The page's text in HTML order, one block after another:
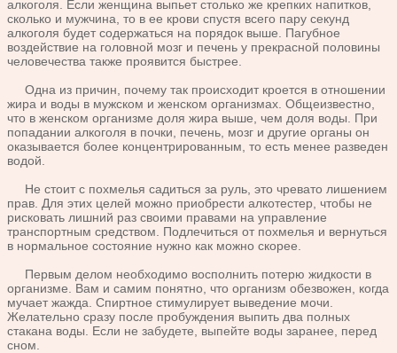
алкоголя. Если женщина выпьет столько же крепких напитков,
сколько и мужчина, то в ее крови спустя всего пару секунд
алкоголя будет содержаться на порядок выше. Пагубное
воздействие на головной мозг и печень у прекрасной половины
человечества также проявится быстрее.
Одна из причин, почему так происходит кроется в отношении
жира и воды в мужском и женском организмах. Общеизвестно,
что в женском организме доля жира выше, чем доля воды. При
попадании алкоголя в почки, печень, мозг и другие органы он
оказывается более концентрированным, то есть менее разведен
водой.
Не стоит с похмелья садиться за руль, это чревато лишением
прав. Для этих целей можно приобрести алкотестер, чтобы не
рисковать лишний раз своими правами на управление
транспортным средством. Подлечиться от похмелья и вернуться
в нормальное состояние нужно как можно скорее.
Первым делом необходимо восполнить потерю жидкости в
организме. Вам и самим понятно, что организм обезвожен, когда
мучает жажда. Спиртное стимулирует выведение мочи.
Желательно сразу после пробуждения выпить два полных
стакана воды. Если не забудете, выпейте воды заранее, перед
сном.